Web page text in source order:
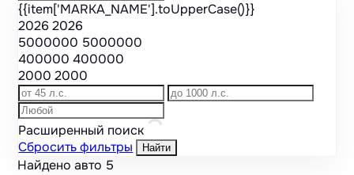
{{item['MARKA_NAME'].toUpperCase()}}
20262026
5000000 5000000
400000400000
20002000
Расширенный поиск
Сбросить фильтры
Найти
Найдено авто 5